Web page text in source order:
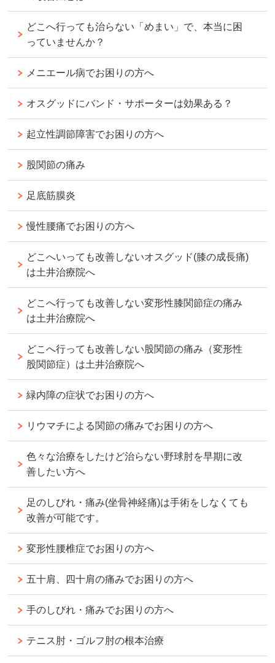
どこへ行っても治らない「めまい」で、本当に困
っていませんか？
メニエール病でお困りの方へ
オスグッドにバンド・サポーターは効果ある？
起立性調節障害でお困りの方へ
股関節の痛み
足底筋膜炎
慢性腰痛でお困りの方へ
どこへいっても改善しないオスグッド(膝の成長痛)
は土井治療院へ
どこへ行っても改善しない変形性膝関節症の痛み
は土井治療院へ
どこへ行っても改善しない股関節の痛み（変形性
股関節症）は土井治療院へ
緑内障の症状でお困りの方へ
リウマチによる関節の痛みでお困りの方へ
色々な治療をしたけど治らない野球肘を早期に改
善したい方へ
足のしびれ・痛み(坐骨神経痛)は手術をしなくても
改善が可能です。
変形性腰椎症でお困りの方へ
五十肩、四十肩の痛みでお困りの方へ
手のしびれ・痛みでお困りの方へ
テニス肘・ゴルフ肘の根本治療